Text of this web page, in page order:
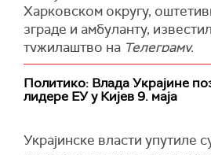
преко 20 милијарди евра
(Танјуг)
њене потпуне инвазије на
фебруара 2022.
"Такође сам покушао да
признање да ако желите да
морате да покушате да
Украјинци виде своје
То не значи, рекао је он, да
Харковском округу,
зграде и амбуланту,
тужилаштво на Телеграму.
(Укринформ)
Политико: Влада Украјине
лидере ЕУ у Кијев 9. маја
Украјинске власти упутиле